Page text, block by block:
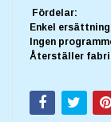
Fördelar:
Enkel
Ingen
Återställer